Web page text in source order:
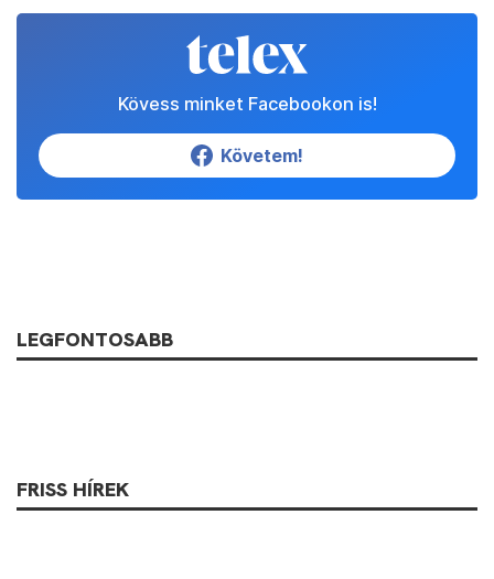
Kövess minket Facebookon is!
Követem!
LEGFONTOSABB
FRISS HÍREK